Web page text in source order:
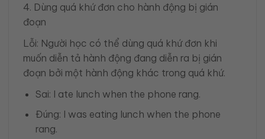
4. Dùng quá khứ đơn cho hành động bị gián
đoạn
Lỗi: Người học có thể dùng quá khứ đơn khi
muốn diễn tả hành động đang diễn ra bị gián
đoạn bởi một hành động khác trong quá khứ.
Sai: I ate lunch when the phone rang.
Đúng: I was eating lunch when the phone
rang.